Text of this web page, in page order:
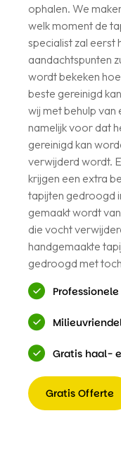
ophalen. We
welk moment de
specialist zal eerst
aandachtspunten
wordt bekeken
beste gereinigd
wij met behulp
namelijk voor dat
gereinigd kan
verwijderd wordt.
krijgen een extra
tapijten gedroogd
gemaakt wordt
die vocht
handgemaakte
gedroogd met
Gratis haal-
Gratis Offerte